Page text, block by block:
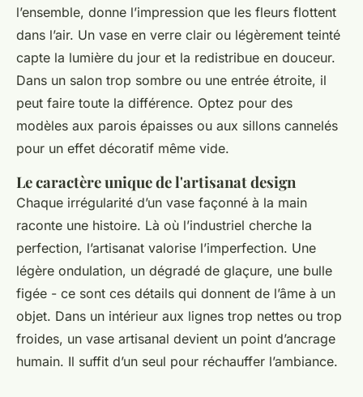
l’ensemble, donne l’impression que les fleurs flottent
dans l’air. Un vase en verre clair ou légèrement teinté
capte la lumière du jour et la redistribue en douceur.
Dans un salon trop sombre ou une entrée étroite, il
peut faire toute la différence. Optez pour des
modèles aux parois épaisses ou aux sillons cannelés
pour un effet décoratif même vide.
Le caractère unique de l'artisanat design
Chaque irrégularité d’un vase façonné à la main
raconte une histoire. Là où l’industriel cherche la
perfection, l’artisanat valorise l’imperfection. Une
légère ondulation, un dégradé de glaçure, une bulle
figée - ce sont ces détails qui donnent de l’âme à un
objet. Dans un intérieur aux lignes trop nettes ou trop
froides, un vase artisanal devient un point d’ancrage
humain. Il suffit d’un seul pour réchauffer l’ambiance.